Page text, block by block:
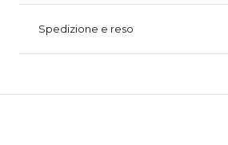
Spedizione e reso